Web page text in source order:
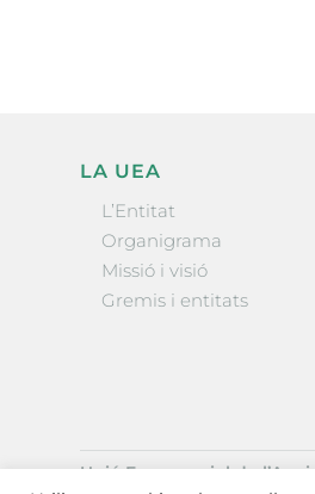
LA UEA
L’Entitat
Organigrama
Missió i visió
Gremis i entitats
Unió Empresarial de